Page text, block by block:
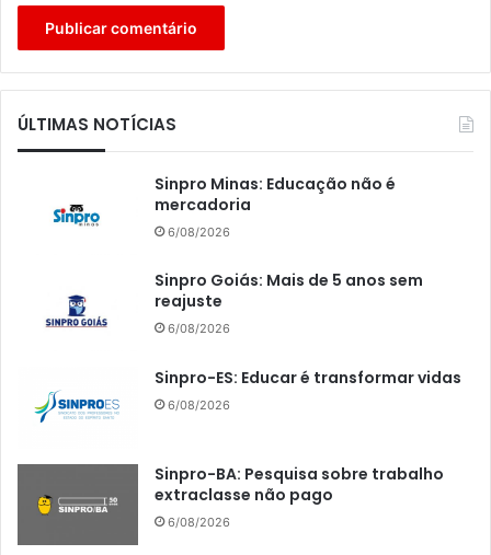
ÚLTIMAS NOTÍCIAS
Sinpro Minas: Educação não é
mercadoria
6/08/2026
Sinpro Goiás: Mais de 5 anos sem
reajuste
6/08/2026
Sinpro-ES: Educar é transformar vidas
6/08/2026
Sinpro-BA: Pesquisa sobre trabalho
extraclasse não pago
6/08/2026